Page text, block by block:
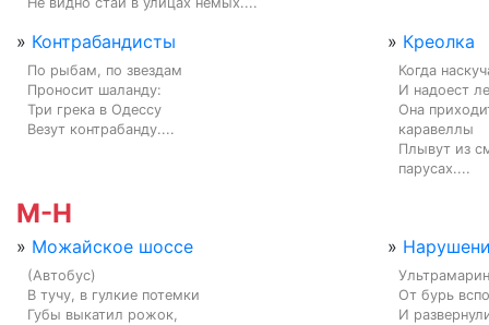
» Контрабандисты
По рыбам, по звездам
Проносит шаланду:
Три грека в Одессу
Везут контрабанду....
» Креолка
Когда
И надоест
Она
каравеллы
Плывут из
парусах....
М-Н
» Можайское шоссе
(Автобус)
В тучу, в гулкие потемки
Губы выкатил рожок,
»
От бурь
И